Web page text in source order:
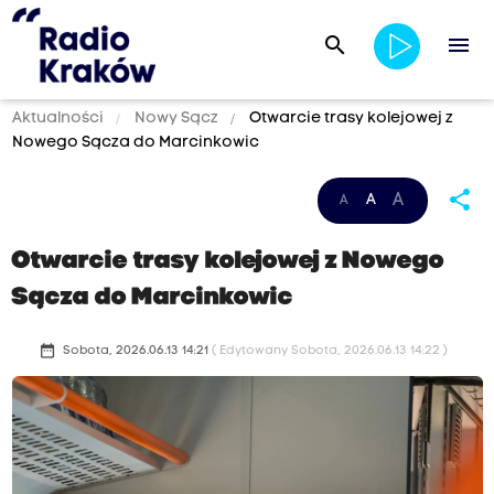
search menu
Aktualności Nowy Sącz
Otwarcie trasy kolejowej z
Nowego Sącza do Marcinkowic
A A A share
Otwarcie trasy kolejowej z Nowego
Sącza do Marcinkowic
date_range Sobota, 2026.06.13 14:21 ( Edytowany Sobota, 2026.06.13 14:22 )